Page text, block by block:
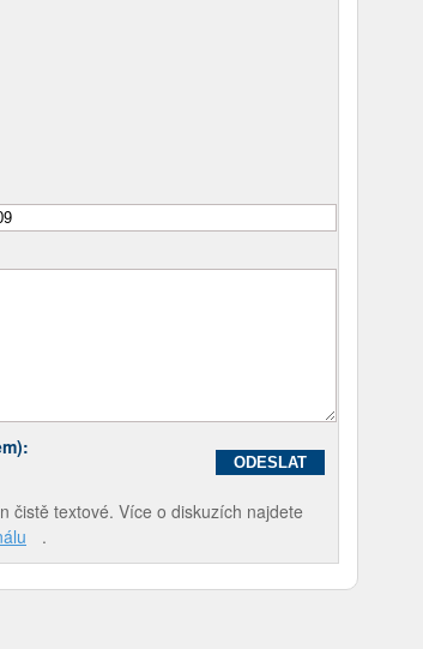
čistě textové. Více o diskuzích najdete
.